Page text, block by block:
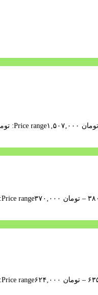
تومان Price range: تومان ۱,۵۰۷,۰۰۰ through تومان ۲,۲۹۰,۰۰۰
– تومان Price range: تومان ۳۷۰,۰۰۰ through تومان ۳۸۰,۰۰۰
– تومان Price range: تومان ۶۲۴,۰۰۰ through تومان ۶۳۵,۰۰۰